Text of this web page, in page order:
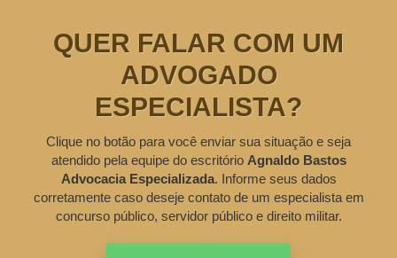
QUER FALAR COM UM
ADVOGADO
ESPECIALISTA?
Clique no botão para você enviar sua situação e seja
atendido pela equipe do escritório Agnaldo Bastos
Advocacia Especializada. Informe seus dados
corretamente caso deseje contato de um especialista em
concurso público, servidor público e direito militar.